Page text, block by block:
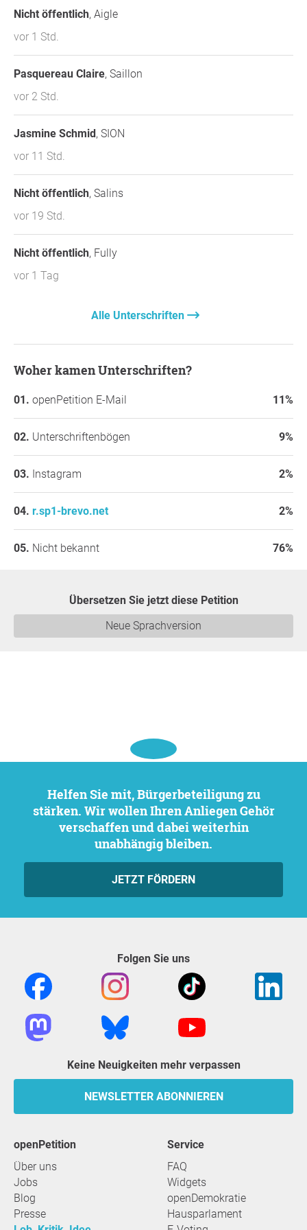
Bern
Frage an den Initiator
Nicht öffentlich, Aigle
vor 1 Std.
Pasquereau Claire, Saillon
vor 2 Std.
Jasmine Schmid, SION
vor 11 Std.
Nicht öffentlich, Salins
vor 19 Std.
Nicht öffentlich, Fully
vor 1 Tag
Alle Unterschriften
Woher kamen Unterschriften?
openPetition E-Mail 11%
Unterschriftenbögen 9%
Instagram 2%
r.sp1-brevo.net 2%
Nicht bekannt 76%
Übersetzen Sie jetzt diese Petition
Neue Sprachversion
Helfen Sie mit, Bürgerbeteiligung zu
stärken. Wir wollen Ihren Anliegen Gehör
verschaffen und dabei weiterhin
unabhängig bleiben.
JETZT FÖRDERN
Folgen Sie uns
Keine Neuigkeiten mehr verpassen
NEWSLETTER ABONNIEREN
openPetition
Über uns
Jobs
Blog
Presse
Service
FAQ
Widgets
openDemokratie
Hausparlament